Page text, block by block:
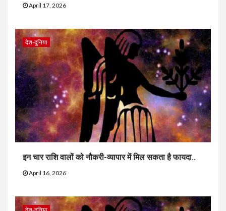
April 17, 2026
देश-दुनिया
इन चार राशि वालों को नौकरी-व्यापार में मिल सकता है फायदा..
April 16, 2026